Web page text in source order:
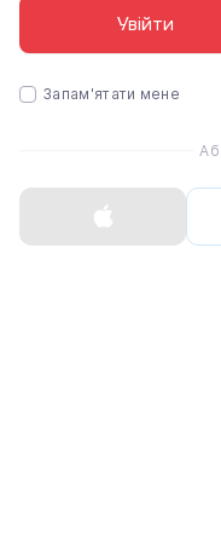
автоматичного
Увійти
Запам'ятати мене